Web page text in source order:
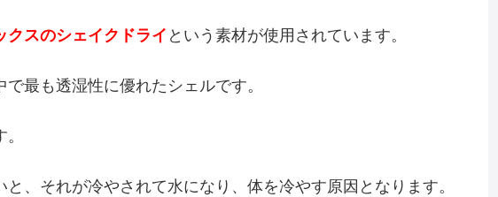
クスのシェイクドライ という素材が使用されています。
最も透湿性に優れたシェルです。
、それが冷やされて水になり、体を冷やす原因となります。